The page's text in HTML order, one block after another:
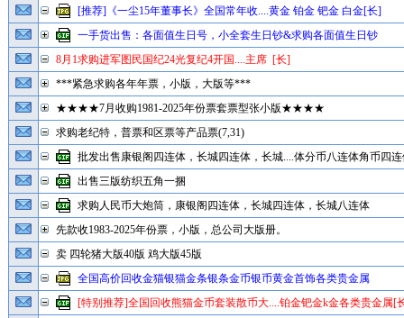
[推荐]《一尘15年董事长》全国常年收....黄金 铂金 钯金 白金[长]
一手货出售：各面值生日号，小全套生日钞&求购各面值生日钞
8月1求购进军图民国纪24光复纪4开国....主席 [长]
***紧急求购各年年票，小版，大版等***
★★★★7月收购1981-2025年份票套票型张小版★★★★
求购老纪特，普票和区票等产品票(7,31)
批发出售康银阁四连体，长城四连体，长城....体分币八连体角币四
出售三版纺织五角一捆
求购人民币大炮筒，康银阁四连体，长城四连体，长城八连体
先款收1983-2025年份票，小版，总公司大版册。
卖 四轮猪大版40版 鸡大版45版
全国高价回收金猫银猫金条银条金币银币黄金首饰各类贵金属
[特别推荐]全国回收熊猫金币套装散币大....铂金钯金k金各类贵金属[